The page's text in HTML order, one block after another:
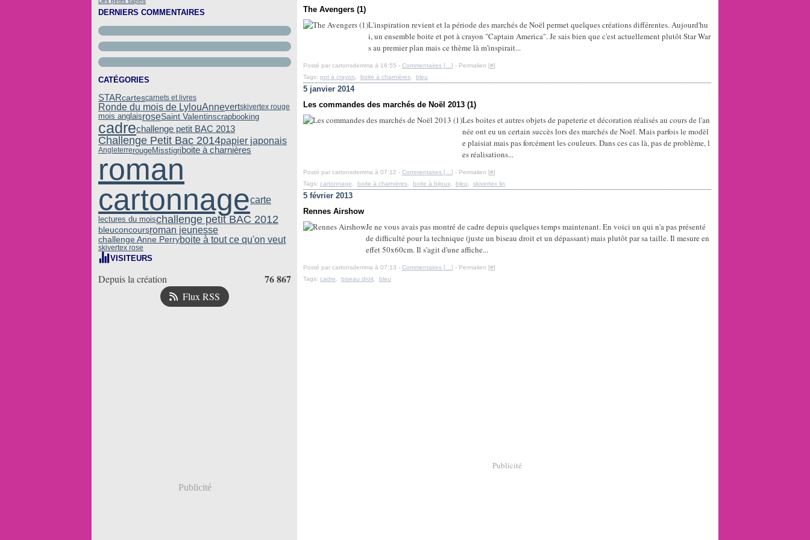
DERNIERS COMMENTAIRES
CATÉGORIES
STARcartescarnets et livres
Ronde du mois de LylouAnnevertskivertex rouge
mois anglaisroseSaint Valentinscrapbooking
cadrechallenge petit BAC 2013
Challenge Petit Bac 2014papier japonais
AngleterrerougeMisstigriboite à charnières
roman
cartonnagecarte
lectures du moischallenge petit BAC 2012
bleuconcoursroman jeunesse
challenge Anne Perryboite à tout ce qu'on veut
skivertex rose
VISITEURS
Depuis la création 76 867
Flux RSS
Publicité
The Avengers (1)
L'inspiration revient et la période des marchés de Noël permet quelques créations différentes. Aujourd'hu
i, un ensemble boite et pot à crayon "Captain America". Je sais bien que c'est actuellement plutôt Star War
s au premier plan mais ce thème là m'inspirait...
Posté par cartonsdemma à 16:55 - Commentaires [ ] - Permalien [#]
Tags: pot à crayon boite à charnières bleu
5 janvier 2014
Les commandes des marchés de Noël 2013 (1)
Les boites et autres objets de papeterie et décoration réalisés au cours de l'an
née ont eu un certain succès lors des marchés de Noël. Mais parfois le modèl
e plaisiat mais pas forcément les couleurs. Dans ces cas là, pas de problème, l
es réalisations...
Posté par cartonsdemma à 07:12 - Commentaires [ ] - Permalien [#]
Tags: cartonnage boite à charnières boite à bijoux bleu skivertex lin
5 février 2013
Rennes Airshow
Je ne vous avais pas montré de cadre depuis quelques temps maintenant. En voici un qui n'a pas présenté
de difficulté pour la technique (juste un biseau droit et un dépassant) mais plutôt par sa taille. Il mesure en
effet 50x60cm. Il s'agit d'une affiche...
Posté par cartonsdemma à 07:13 - Commentaires [ ] - Permalien [#]
Tags: cadre biseau droit bleu
Publicité